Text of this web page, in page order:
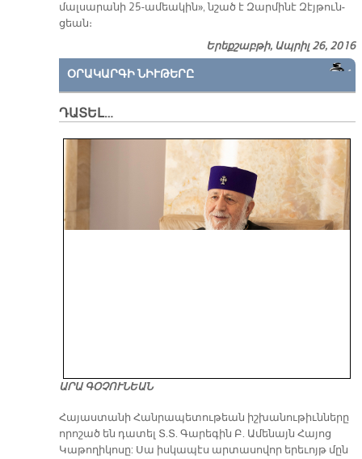
մալ­սա­րա­նի 25-ա­մեա­կին», նշած է Զար­մի­նէ Զէյ­թուն­
ցեա­ն։
Երեքշաբթի, Ապրիլ 26, 2016
ՕՐԱԿԱՐԳԻ ՆԻՒԹԵՐԸ
ԴԱՏԵԼ…
ԱՐԱ ԳՕՉՈՒՆԵԱՆ
​Հայաստանի Հանրապետութեան իշխանութիւնները
որոշած են դատել Տ.Տ. Գարեգին Բ. Ամենայն Հայոց
Կաթողիկոսը: Սա իսկապէս արտասովոր երեւոյթ մըն